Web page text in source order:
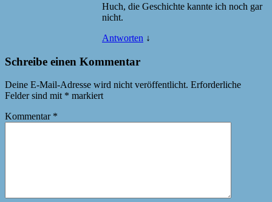
Huch, die Geschichte kannte ich noch gar
nicht.
Antworten ↓
Schreibe einen Kommentar
Deine E-Mail-Adresse wird nicht veröffentlicht. Erforderliche
Felder sind mit * markiert
Kommentar *